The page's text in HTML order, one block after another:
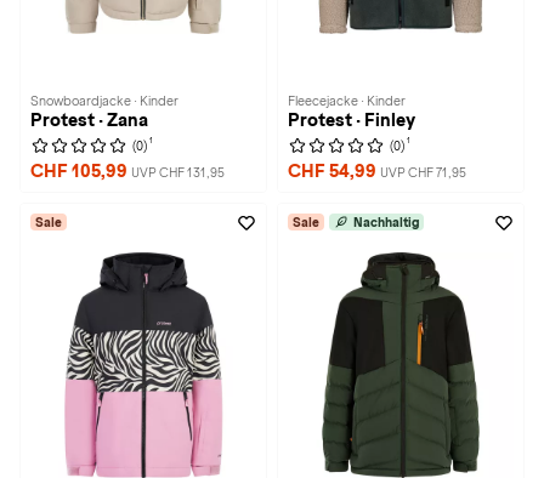
Snowboardjacke · Kinder
Protest · Zana
(0) 1
CHF 105,99 UVP CHF 131,95
Fleecejacke · Kinder
Protest · Finley
(0) 1
CHF 54,99 UVP CHF 71,95
Sale Sale Nachhaltig